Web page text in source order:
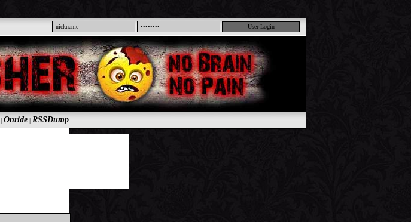
Onride| RSSDump